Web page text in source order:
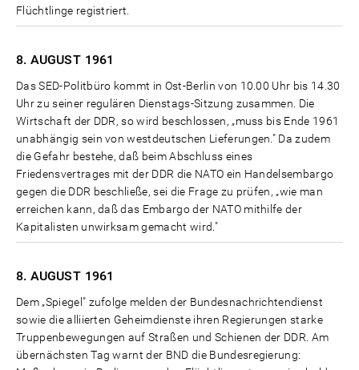
Flüchtlinge registriert.
8. AUGUST 1961
Das SED-Politbüro kommt in Ost-Berlin von 10.00 Uhr bis 14.30
Uhr zu seiner regulären Dienstags-Sitzung zusammen. Die
Wirtschaft der DDR, so wird beschlossen, „muss bis Ende 1961
unabhängig sein von westdeutschen Lieferungen." Da zudem
die Gefahr bestehe, daß beim Abschluss eines
Friedensvertrages mit der DDR die NATO ein Handelsembargo
gegen die DDR beschließe, sei die Frage zu prüfen, „wie man
erreichen kann, daß das Embargo der NATO mithilfe der
Kapitalisten unwirksam gemacht wird."
8. AUGUST 1961
Dem „Spiegel" zufolge melden der Bundesnachrichtendienst
sowie die alliierten Geheimdienste ihren Regierungen starke
Truppenbewegungen auf Straßen und Schienen der DDR. Am
übernächsten Tag warnt der BND die Bundesregierung: